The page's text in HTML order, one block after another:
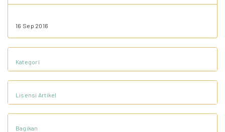
16 Sep 2016
Kategori
Lisensi Artikel
Bagikan